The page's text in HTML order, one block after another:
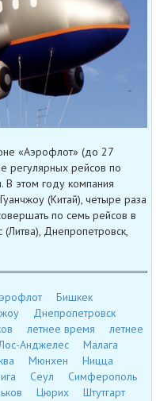
«Аэрофлот» (до 27
регулярных рейсов по
этом году компания
(Китай), четыре раза
по семь рейсов в
Днепропетровск,
Бишкек
Днепропетровск
летнее время
летнее
Анджелес
Малага
Мюнхен
Ницца
Сеул
Симферополь
Цюрих
Штутгарт